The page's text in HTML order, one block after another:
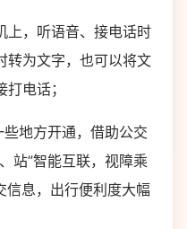
，听语音、接电话时
转为文字，也可以将文
电话；
地方开通，借助公交
站”智能互联，视障乘
息，出行便利度大幅